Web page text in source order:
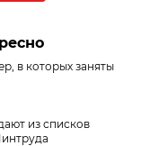
в которых заняты
из списков